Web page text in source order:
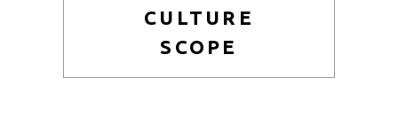
CULTURE
SCOPE